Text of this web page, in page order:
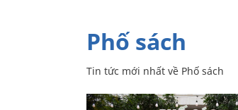
Phố sách
Tin tức mới nhất về Phố sách